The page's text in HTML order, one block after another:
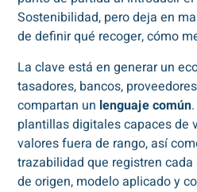
Sostenibilidad, pero deja en
de definir qué recoger, cómo
La clave está en generar un
tasadores, bancos,
compartan un lenguaje común
plantillas digitales capaces de
valores fuera de rango, así
trazabilidad que registren
de origen, modelo aplicado y